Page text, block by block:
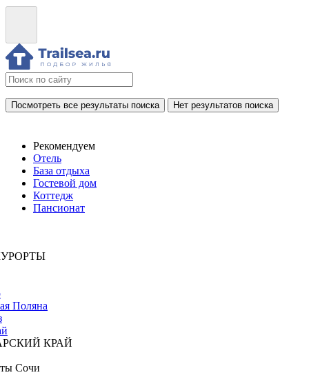
Посмотреть все результаты поиска Нет результатов поиска
Рекомендуем
Отель
База отдыха
Гостевой дом
Коттедж
Пансионат
Поляна
КРАЙ
Сочи